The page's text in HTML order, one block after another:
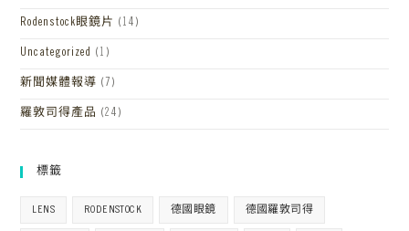
Rodenstock眼鏡片 (14)
Uncategorized (1)
新聞媒體報導 (7)
羅敦司得產品 (24)
標籤
LENS RODENSTOCK 德國眼鏡 德國羅敦司得